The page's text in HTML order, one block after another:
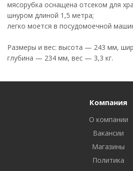
мясорубка оснащена отсеком для
шнуром длиной 1,5 метра;
легко моется в посудомоечной
Размеры и вес: высота — 243 мм,
глубина — 234 мм, вес — 3,3 кг.
Компания
О компании
Вакансии
Магазины
Политика